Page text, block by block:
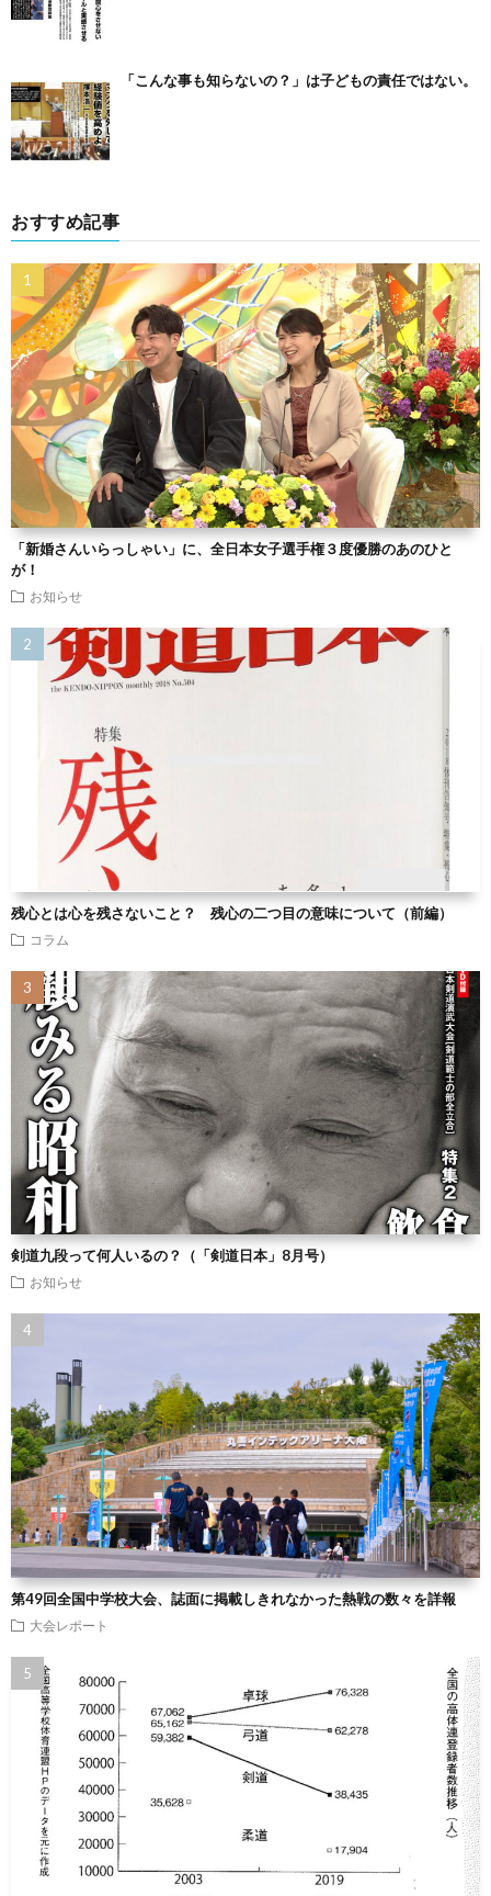
「こんな事も知らないの？」は子どもの責任ではない。
おすすめ記事
「新婚さんいらっしゃい」に、全日本女子選手権３度優勝のあのひと
が！
お知らせ
残心とは心を残さないこと？ 残心の二つ目の意味について（前編）
コラム
剣道九段って何人いるの？（「剣道日本」8月号）
お知らせ
第49回全国中学校大会、誌面に掲載しきれなかった熱戦の数々を詳報
大会レポート